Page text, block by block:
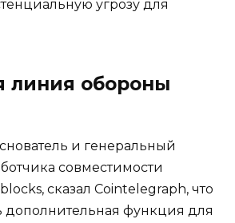
угрозу для
линия обороны
и генеральный
совместимости
сказал Cointelegraph, что
дополнительная функция для